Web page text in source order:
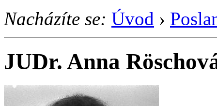
Nacházíte se: Úvod ›
JUDr. Anna